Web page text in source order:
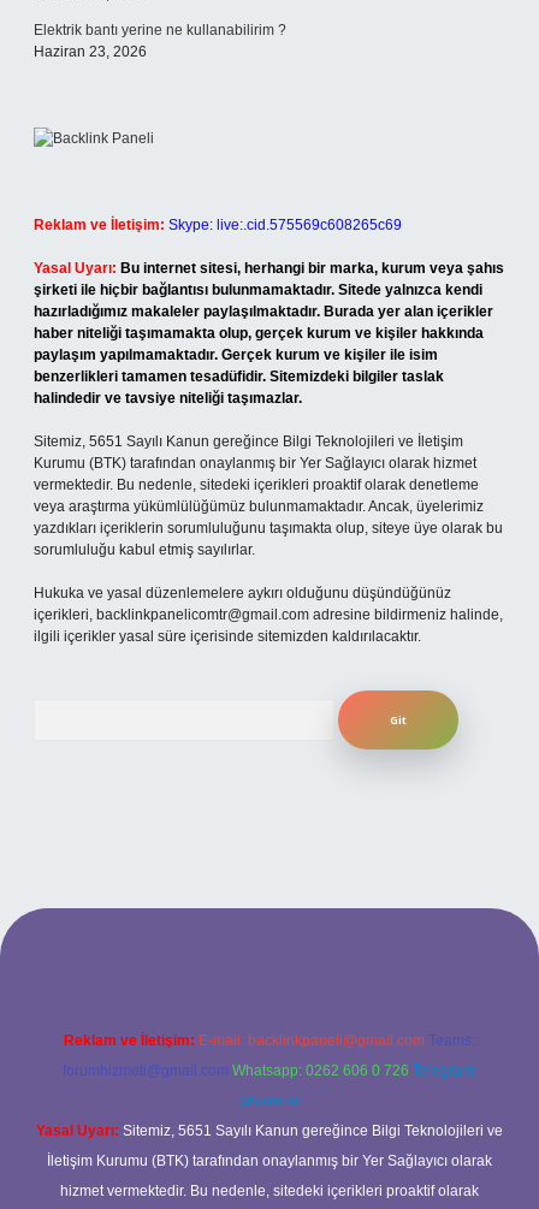
Elektrik bantı yerine ne kullanabilirim ?
Haziran 23, 2026
Reklam ve İletişim: Skype: live:.cid.575569c608265c69
Yasal Uyarı: Bu internet sitesi, herhangi bir marka, kurum veya şahıs
şirketi ile hiçbir bağlantısı bulunmamaktadır. Sitede yalnızca kendi
hazırladığımız makaleler paylaşılmaktadır. Burada yer alan içerikler
haber niteliği taşımamakta olup, gerçek kurum ve kişiler hakkında
paylaşım yapılmamaktadır. Gerçek kurum ve kişiler ile isim
benzerlikleri tamamen tesadüfidir. Sitemizdeki bilgiler taslak
halindedir ve tavsiye niteliği taşımazlar.
Sitemiz, 5651 Sayılı Kanun gereğince Bilgi Teknolojileri ve İletişim
Kurumu (BTK) tarafından onaylanmış bir Yer Sağlayıcı olarak hizmet
vermektedir. Bu nedenle, sitedeki içerikleri proaktif olarak denetleme
veya araştırma yükümlülüğümüz bulunmamaktadır. Ancak, üyelerimiz
yazdıkları içeriklerin sorumluluğunu taşımakta olup, siteye üye olarak bu
sorumluluğu kabul etmiş sayılırlar.
Hukuka ve yasal düzenlemelere aykırı olduğunu düşündüğünüz
içerikleri, backlinkpanelicomtr@gmail.com adresine bildirmeniz halinde,
ilgili içerikler yasal süre içerisinde sitemizden kaldırılacaktır.
ilbet bahis sitesi
Reklam ve İletişim: E-mail: backlinkpaneli@gmail.com Teams:
forumhizmeti@gmail.com Whatsapp: 0262 606 0 726 Telegram:
@karabul
Yasal Uyarı: Sitemiz, 5651 Sayılı Kanun gereğince Bilgi Teknolojileri ve
İletişim Kurumu (BTK) tarafından onaylanmış bir Yer Sağlayıcı olarak
hizmet vermektedir. Bu nedenle, sitedeki içerikleri proaktif olarak